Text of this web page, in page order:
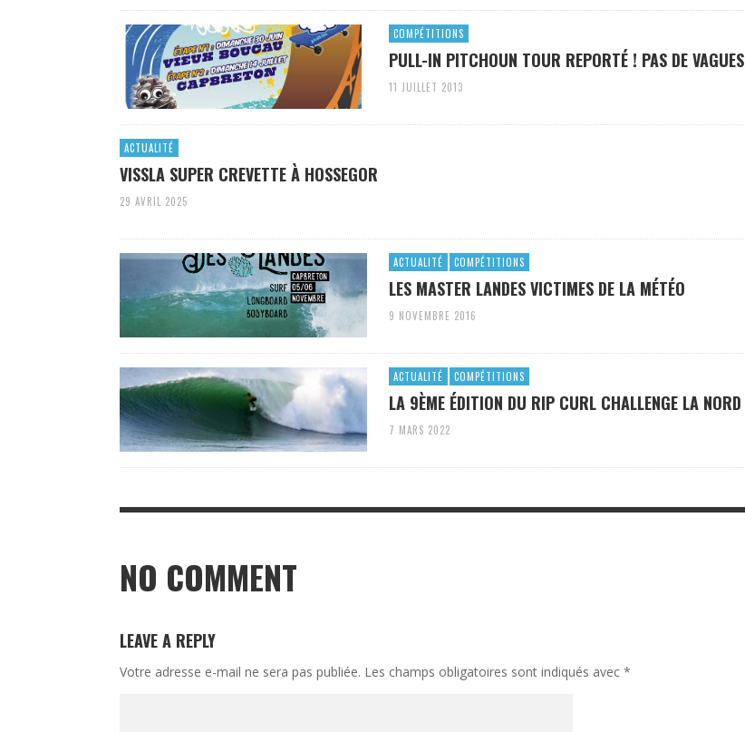
COMPÉTITIONS
PULL-IN PITCHOUN TOUR REPORTÉ ! PAS DE VAGUES
11 JUILLET 2013
ACTUALITÉ
VISSLA SUPER CREVETTE À HOSSEGOR
29 AVRIL 2025
ACTUALITÉ COMPÉTITIONS
LES MASTER LANDES VICTIMES DE LA MÉTÉO
9 NOVEMBRE 2016
ACTUALITÉ COMPÉTITIONS
LA 9ÈME ÉDITION DU RIP CURL CHALLENGE LA NORD
7 MARS 2022
NO COMMENT
LEAVE A REPLY
Votre adresse e-mail ne sera pas publiée. Les champs obligatoires sont indiqués avec *